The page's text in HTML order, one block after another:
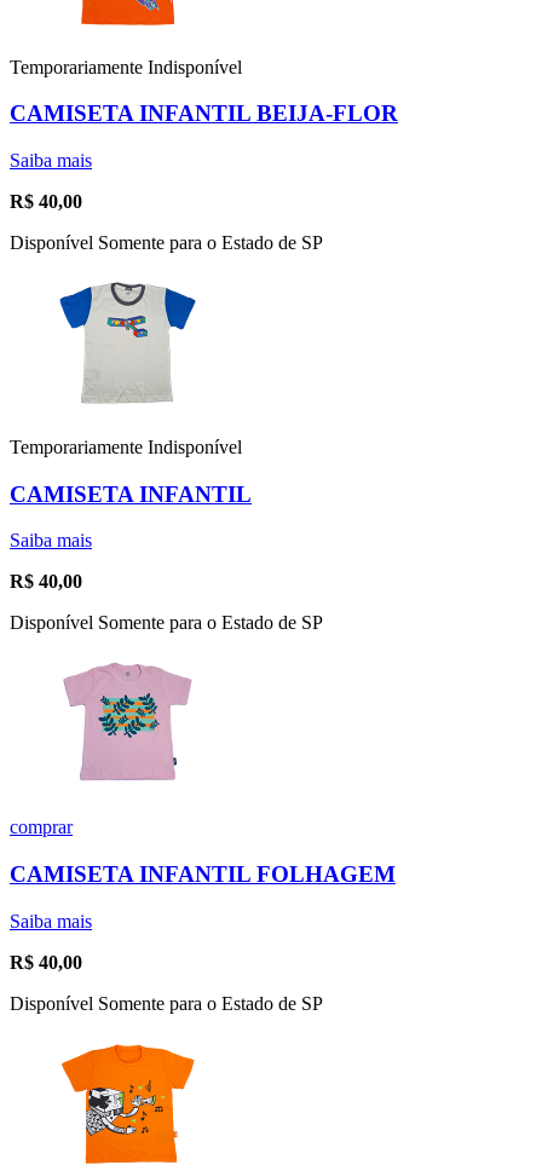
Temporariamente Indisponível
CAMISETA INFANTIL BEIJA-FLOR
Saiba mais
R$ 40,00
Disponível Somente para o Estado de SP
Temporariamente Indisponível
CAMISETA INFANTIL
Saiba mais
R$ 40,00
Disponível Somente para o Estado de SP
comprar
CAMISETA INFANTIL FOLHAGEM
Saiba mais
R$ 40,00
Disponível Somente para o Estado de SP